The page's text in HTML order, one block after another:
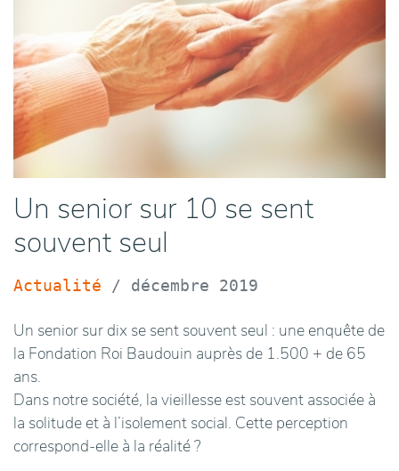
Un senior sur 10 se sent
souvent seul
Actualité / décembre 2019
Un senior sur dix se sent souvent seul : une enquête de
la Fondation Roi Baudouin auprès de 1.500 + de 65
ans.
Dans notre société, la vieillesse est souvent associée à
la solitude et à l’isolement social. Cette perception
correspond-elle à la réalité ?